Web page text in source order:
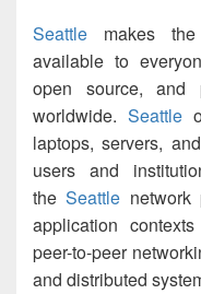
Seattle makes
available to
open source, and
worldwide. Seattle
laptops, servers,
users and
theSeattle
application
peer-to-peer
and distributed